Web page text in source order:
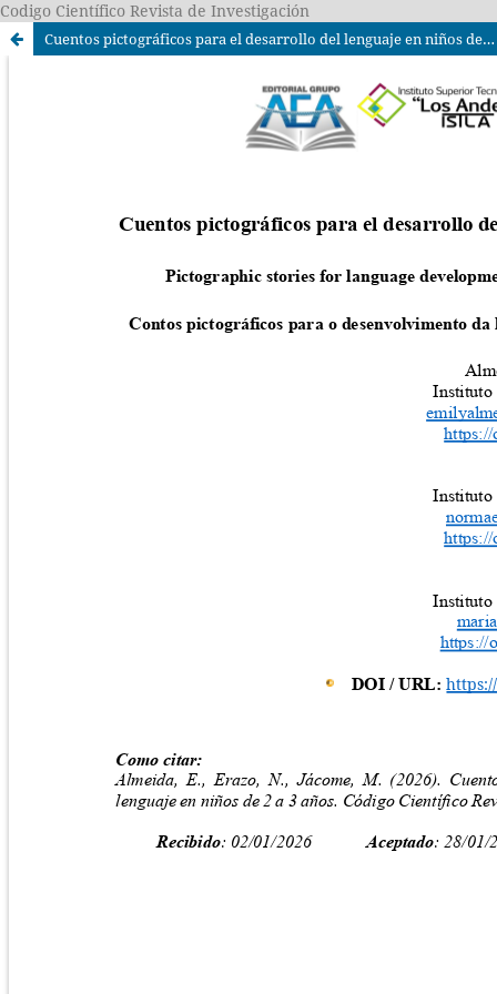
Codigo Científico Revista de Investigación
Cuentos pictográficos para el desarrollo del lenguaje en niños de 2 a 3 años